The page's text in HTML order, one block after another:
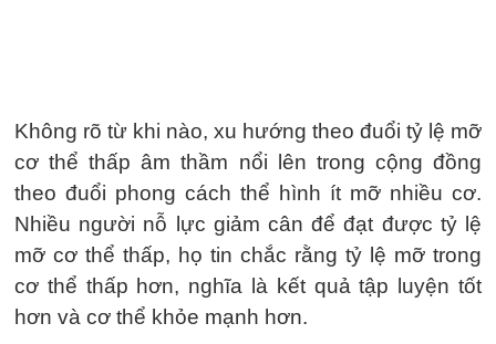
Không rõ từ khi nào, xu hướng theo đuổi tỷ lệ mỡ
cơ thể thấp âm thầm nổi lên trong cộng đồng
theo đuổi phong cách thể hình ít mỡ nhiều cơ.
Nhiều người nỗ lực giảm cân để đạt được tỷ lệ
mỡ cơ thể thấp, họ tin chắc rằng tỷ lệ mỡ trong
cơ thể thấp hơn, nghĩa là kết quả tập luyện tốt
hơn và cơ thể khỏe mạnh hơn.